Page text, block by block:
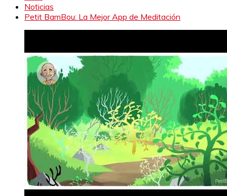
Noticias
Petit BamBou: La Mejor App de Meditación